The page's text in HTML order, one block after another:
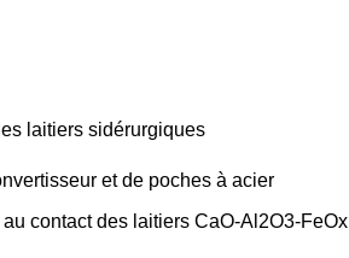
laitiers sidérurgiques
et de poches à acier
contact des laitiers CaO-Al2O3-FeOx